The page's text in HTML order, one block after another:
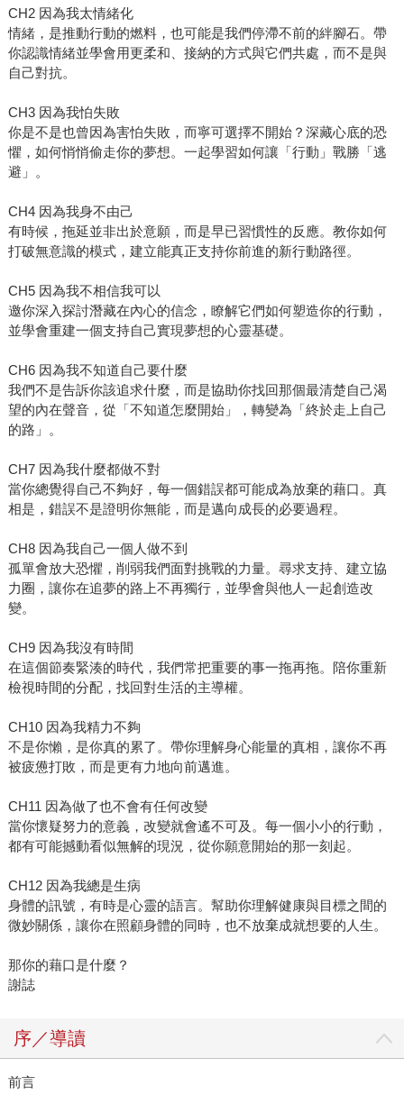
CH2 因為我太情緒化
情緒，是推動行動的燃料，也可能是我們停滯不前的絆腳石。帶
你認識情緒並學會用更柔和、接納的方式與它們共處，而不是與
自己對抗。
CH3 因為我怕失敗
你是不是也曾因為害怕失敗，而寧可選擇不開始？深藏心底的恐
懼，如何悄悄偷走你的夢想。一起學習如何讓「行動」戰勝「逃
避」。
CH4 因為我身不由己
有時候，拖延並非出於意願，而是早已習慣性的反應。教你如何
打破無意識的模式，建立能真正支持你前進的新行動路徑。
CH5 因為我不相信我可以
邀你深入探討潛藏在內心的信念，瞭解它們如何塑造你的行動，
並學會重建一個支持自己實現夢想的心靈基礎。
CH6 因為我不知道自己要什麼
我們不是告訴你該追求什麼，而是協助你找回那個最清楚自己渴
望的內在聲音，從「不知道怎麼開始」，轉變為「終於走上自己
的路」。
CH7 因為我什麼都做不對
當你總覺得自己不夠好，每一個錯誤都可能成為放棄的藉口。真
相是，錯誤不是證明你無能，而是邁向成長的必要過程。
CH8 因為我自己一個人做不到
孤單會放大恐懼，削弱我們面對挑戰的力量。尋求支持、建立協
力圈，讓你在追夢的路上不再獨行，並學會與他人一起創造改
變。
CH9 因為我沒有時間
在這個節奏緊湊的時代，我們常把重要的事一拖再拖。陪你重新
檢視時間的分配，找回對生活的主導權。
CH10 因為我精力不夠
不是你懶，是你真的累了。帶你理解身心能量的真相，讓你不再
被疲憊打敗，而是更有力地向前邁進。
CH11 因為做了也不會有任何改變
當你懷疑努力的意義，改變就會遙不可及。每一個小小的行動，
都有可能撼動看似無解的現況，從你願意開始的那一刻起。
CH12 因為我總是生病
身體的訊號，有時是心靈的語言。幫助你理解健康與目標之間的
微妙關係，讓你在照顧身體的同時，也不放棄成就想要的人生。
那你的藉口是什麼？
謝誌
序／導讀
前言